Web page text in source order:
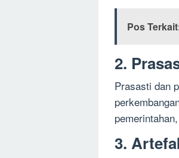
Pos
2.
Prasasti dan
3.